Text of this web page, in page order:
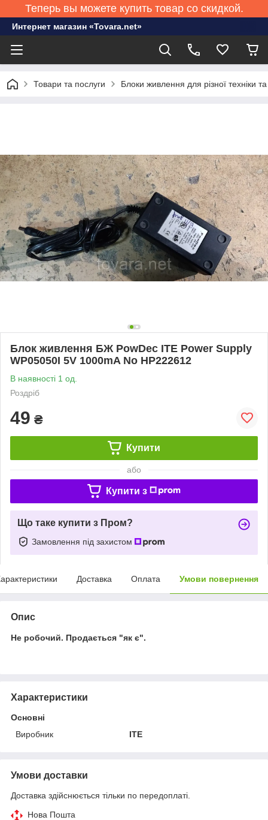
Теперь вы можете купить товар со скидкой.
Интернет магазин «Tovara.net»
Товари та послуги Блоки живлення для різної техніки
Блок живлення БЖ PowDec ITE Power Supply
WP05050I 5V 1000mA No НР222612
В наявності 1 од.
Роздріб
49 ₴
Купити
або
Купити з
Що таке купити з Пром?
Замовлення під захистом
Доставка Оплата Умови повернення
Опис
Не робочий. Продається "як є".
Характеристики
Основні
Виробник
ITE
Умови доставки
Доставка здійснюється тільки по передоплаті.
Нова Пошта